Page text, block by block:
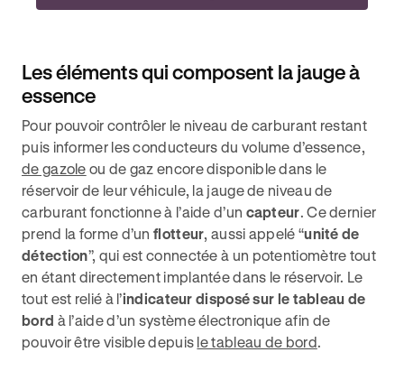
Les éléments qui composent la jauge à
essence
Pour pouvoir contrôler le niveau de carburant restant
puis informer les conducteurs du volume d’essence,
de gazole ou de gaz encore disponible dans le
réservoir de leur véhicule, la jauge de niveau de
carburant fonctionne à l’aide d’un capteur. Ce dernier
prend la forme d’unflotteur, aussi appelé “unité de
détection”, qui est connectée à un potentiomètre tout
en étant directement implantée dans le réservoir. Le
tout est relié à l’indicateur disposé sur le tableau de
bord à l’aide d’un système électronique afin de
pouvoir être visible depuis le tableau de bord.